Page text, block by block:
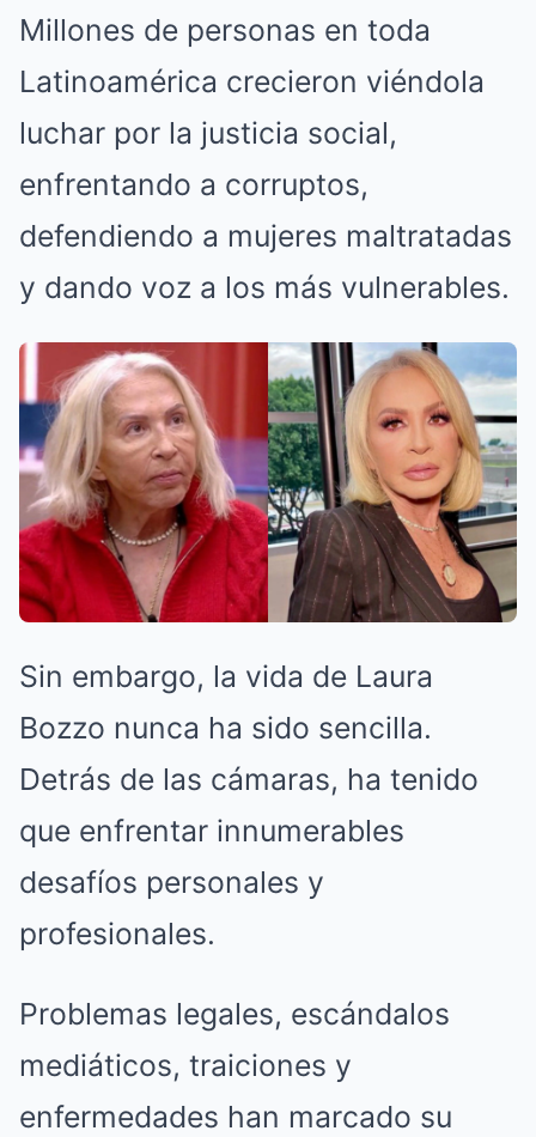
Millones de personas en toda
Latinoamérica crecieron viéndola
luchar por la justicia social,
enfrentando a corruptos,
defendiendo a mujeres maltratadas
y dando voz a los más vulnerables.
Sin embargo, la vida de Laura
Bozzo nunca ha sido sencilla.
Detrás de las cámaras, ha tenido
que enfrentar innumerables
desafíos personales y
profesionales.
Problemas legales, escándalos
mediáticos, traiciones y
enfermedades han marcado su